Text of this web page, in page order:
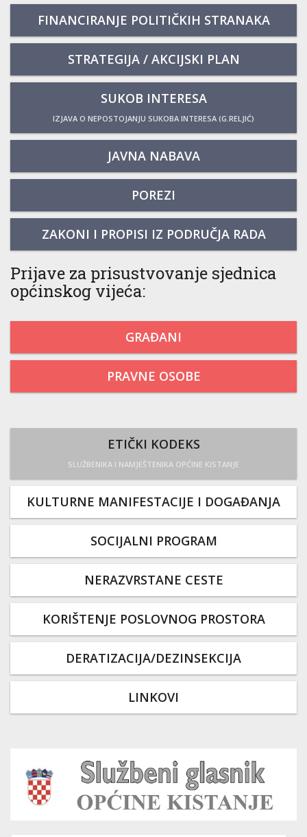
FINANCIRANJE POLITIČKIH STRANAKA
STRATEGIJA / AKCIJSKI PLAN
SUKOB INTERESA
IZJAVA O NEPOSTOJANJU SUKOBA INTERESA (G.RELJIĆ)
JAVNA NABAVA
POREZI
ZAKONI I PROPISI IZ PODRUČJA RADA
Prijave za prisustvovanje sjednica
općinskog vijeća:
GRAĐANI
PRAVNE OSOBE
ETIČKI KODEKS
SLUŽBENIKA I NAMJEŠTENIKA OPĆINE KISTANJE
KULTURNE MANIFESTACIJE I DOGAĐANJA
SOCIJALNI PROGRAM
NERAZVRSTANE CESTE
KORIŠTENJE POSLOVNOG PROSTORA
DERATIZACIJA/DEZINSEKCIJA
LINKOVI